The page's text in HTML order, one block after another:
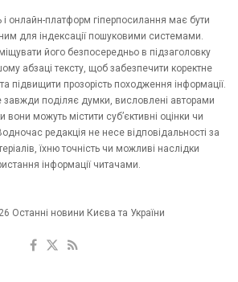
і онлайн-платформ гіперпосилання має бути
для індексації пошуковими системами.
його безпосередньо в підзаголовку
абзаці тексту, щоб забезпечити коректне
підвищити прозорість походження інформації.
завжди поділяє думки, висловлені авторами
вони можуть містити суб’єктивні оцінки чи
редакція не несе відповідальності за
їхню точність чи можливі наслідки
інформації читачами.
Останні новини Києва та України